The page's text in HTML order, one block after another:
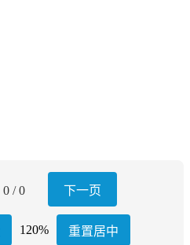
0 /0 下一页
120% 重置居中